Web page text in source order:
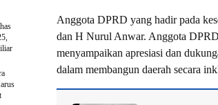
Anggota DPRD yang hadir pada
dan H Nurul Anwar. Anggota
menyampaikan apresiasi dan
dalam membangun daerah secara